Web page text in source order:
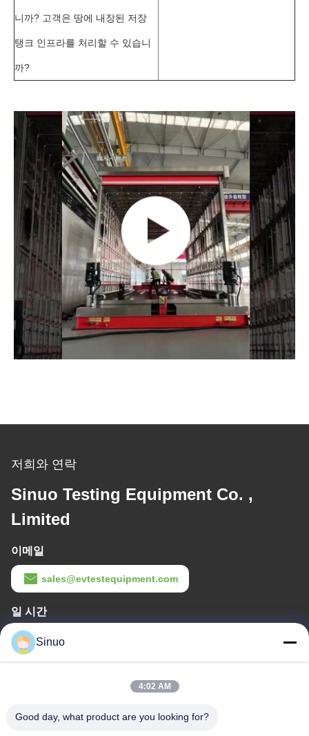
니까? 고객은 땅에 내장된 저장
탱크 인프라를 처리할 수 있습니
까?
저희와 연락
Sinuo Testing Equipment Co. ,
Limited
이메일
sales@evtestequipment.com
일 시간
8:30-18:00
우리 주소
Sinuo
4:02 AM
Good day, what product are you looking for?